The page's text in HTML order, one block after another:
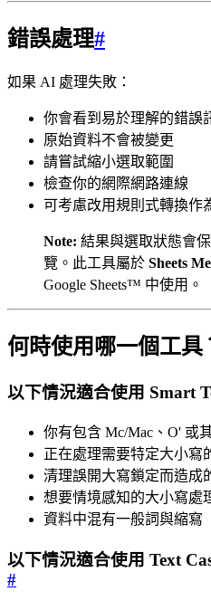
錯誤處理#
如果 AI 處理失敗：
你會看到易於理解的錯誤
原始資料不會被變更
請嘗試縮小選取範圍
檢查你的網際網路連線
可考慮改用規則式轉換作
Note: 結果與選取狀態會
覽。此工具屬於 Sheets
Google Sheets™ 中使用。
何時使用哪一個工具
以下情況適合使用 Smart
你有包含 Mc/Mac、O' 或
正在處理需要特定大小寫
清理誤開大寫鎖定而造成
想要情境感知的大小寫處
資料中混有一般詞與縮寫
以下情況適合使用 Text
#